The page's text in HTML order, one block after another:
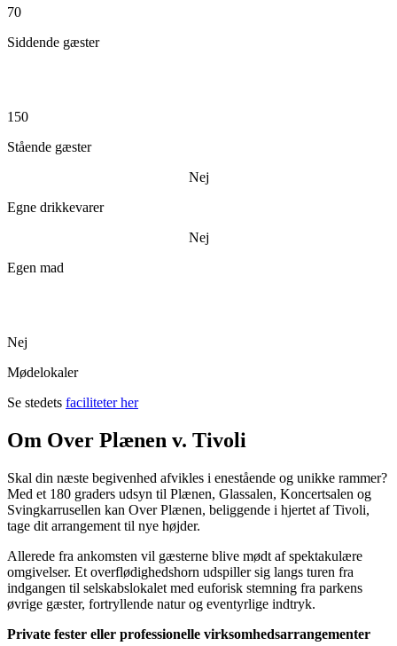
70
Siddende gæster
150
Stående gæster
Nej
Egne drikkevarer
Nej
Egen mad
Nej
Mødelokaler
Se stedets faciliteter her
Om Over Plænen v. Tivoli
Skal din næste begivenhed afvikles i enestående og unikke rammer?
Med et 180 graders udsyn til Plænen, Glassalen, Koncertsalen og
Svingkarrusellen kan Over Plænen, beliggende i hjertet af Tivoli,
tage dit arrangement til nye højder.
Allerede fra ankomsten vil gæsterne blive mødt af spektakulære
omgivelser. Et overflødighedshorn udspiller sig langs turen fra
indgangen til selskabslokalet med euforisk stemning fra parkens
øvrige gæster, fortryllende natur og eventyrlige indtryk.
Private fester eller professionelle virksomhedsarrangementer